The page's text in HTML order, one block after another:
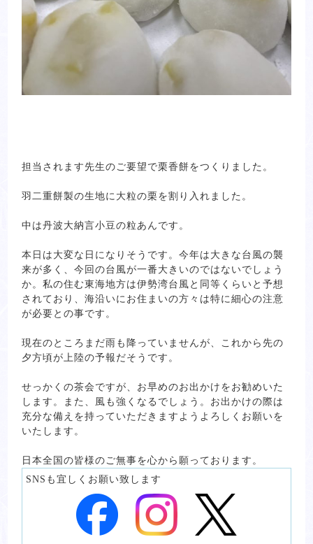
担当されます先生のご要望で栗香餅をつくりました。
羽二重餅製の生地に大粒の栗を割り入れました。
中は丹波大納言小豆の粒あんです。
本日は大変な日になりそうです。今年は大きな台風の襲
来が多く、今回の台風が一番大きいのではないでしょう
か。私の住む東海地方は伊勢湾台風と同等くらいと予想
されており、海沿いにお住まいの方々は特に細心の注意
が必要との事です。
現在のところまだ雨も降っていませんが、これから先の
夕方頃が上陸の予報だそうです。
せっかくの茶会ですが、お早めのお出かけをお勧めいた
します。また、風も強くなるでしょう。お出かけの際は
充分な備えを持っていただきますようよろしくお願いを
いたします。
日本全国の皆様のご無事を心から願っております。
SNSも宜しくお願い致します